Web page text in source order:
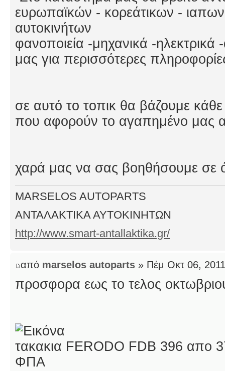
ευρωπαϊκών - κορεάτικων -
αυτοκινήτων
φανοποιεία -μηχανικά -
μας για περισσότερες
σε αυτό το τοπικ θα βάζουμε
που αφορούν το αγαπημένο μας
χαρά μας να σας βοηθήσουμε σε
MARSELOS AUTOPARTS
ΑΝΤΑΛΑΚΤΙΚΑ ΑΥΤΟΚΙΝΗΤΩΝ
http://www.smart-antallaktika.gr/
από marselos autoparts » Πέμ Οκτ 06,
προσφορα εως το τελος
τακακια FERODO FDB 396 απο
ΦΠΑ